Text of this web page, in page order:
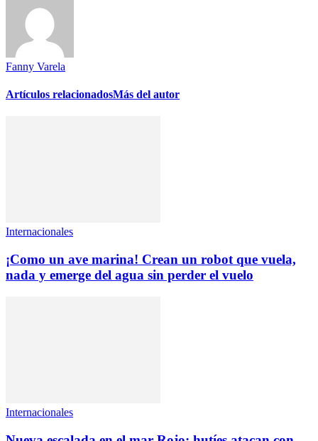
Fanny Varela
Artículos relacionadosMás del autor
Internacionales
¡Como un ave marina! Crean un robot que vuela,
nada y emerge del agua sin perder el vuelo
Internacionales